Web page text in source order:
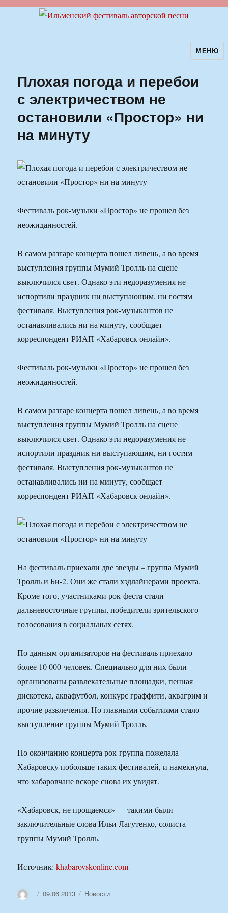
Ильменский фестиваль авторскойМЕНЮ
Плохая погода и перебои
с электричеством не
остановили «Простор» ни
на минуту
Фестиваль рок-музыки «Простор» не прошел без
неожиданностей.
В самом разгаре концерта пошел ливень, а во время
выступления группы Мумий Тролль на сцене
выключился свет. Однако эти недоразумения не
испортили праздник ни выступающим, ни гостям
фестиваля. Выступления рок-музыкантов не
останавливались ни на минуту, сообщает
корреспондент РИАП «Хабаровск онлайн».
Фестиваль рок-музыки «Простор» не прошел без
неожиданностей.
В самом разгаре концерта пошел ливень, а во время
выступления группы Мумий Тролль на сцене
выключился свет. Однако эти недоразумения не
испортили праздник ни выступающим, ни гостям
фестиваля. Выступления рок-музыкантов не
останавливались ни на минуту, сообщает
корреспондент РИАП «Хабаровск онлайн».
На фестиваль приехали две звезды – группа Мумий
Тролль и Би-2. Они же стали хэдлайнерами проекта.
Кроме того, участниками рок-феста стали
дальневосточные группы, победители зрительского
голосования в социальных сетях.
По данным организаторов на фестиваль приехало
более 10 000 человек. Специально для них были
организованы развлекательные площадки, пенная
дискотека, аквафутбол, конкурс граффити, аквагрим и
прочие развлечения. Но главными событиями стало
выступление группы Мумий Тролль.
По окончанию концерта рок-группа пожелала
Хабаровску побольше таких фестивалей, и намекнула,
что хабаровчане вскоре снова их увидят.
«Хабаровск, не прощаемся» — такими были
заключительные слова Ильи Лагутенко, солиста
группы Мумий Тролль.
Источник:khabarovskonline.com
АвторОпубликовано
09.06.2013 Рубрики
Новости